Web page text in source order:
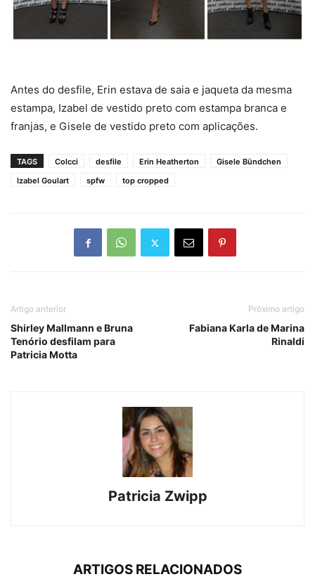
Antes do desfile, Erin estava de saia e jaqueta da mesma
estampa, Izabel de vestido preto com estampa branca e
franjas, e Gisele de vestido preto com aplicações.
TAGS Colcci desfile Erin Heatherton
Gisele Bündchen
Izabel Goulart
spfw top cropped
Artigo anterior
Shirley Mallmann e Bruna
Tenório desfilam para
Patricia Motta
Próximo artigo
Fabiana Karla de Marina
Rinaldi
Patricia Zwipp
ARTIGOS RELACIONADOS